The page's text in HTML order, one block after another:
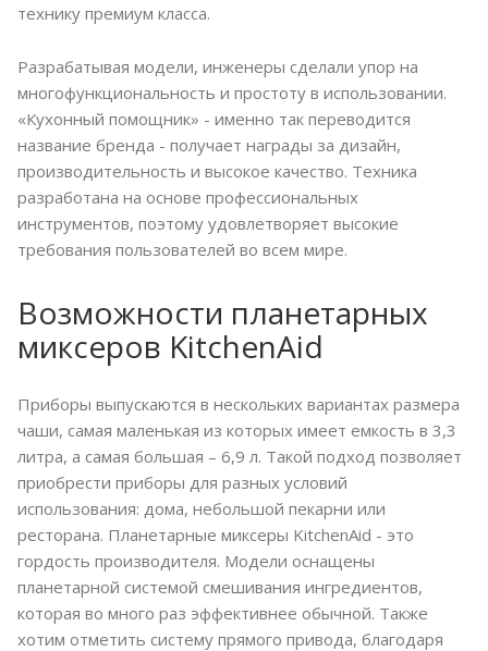
технику премиум класса.
Разрабатывая модели, инженеры сделали упор на
многофункциональность и простоту в использовании.
«Кухонный помощник» - именно так переводится
название бренда - получает награды за дизайн,
производительность и высокое качество. Техника
разработана на основе профессиональных
инструментов, поэтому удовлетворяет высокие
требования пользователей во всем мире.
Возможности планетарных
миксеров KitchenAid
Приборы выпускаются в нескольких вариантах размера
чаши, самая маленькая из которых имеет емкость в 3,3
литра, а самая большая – 6,9 л. Такой подход позволяет
приобрести приборы для разных условий
использования: дома, небольшой пекарни или
ресторана. Планетарные миксеры KitchenAid - это
гордость производителя. Модели оснащены
планетарной системой смешивания ингредиентов,
которая во много раз эффективнее обычной. Также
хотим отметить систему прямого привода, благодаря